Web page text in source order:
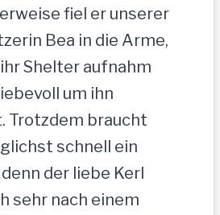
fiel er unserer
Bea in die Arme,
Shelter aufnahm
um ihn
Trotzdem braucht
schnell ein
der liebe Kerl
sehr nach einem